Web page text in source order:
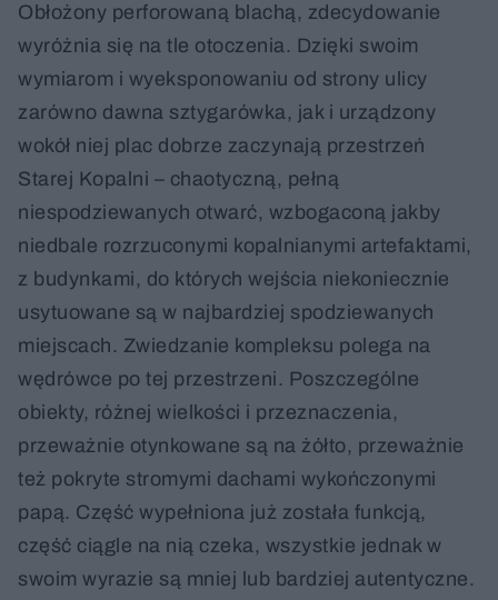
Obłożony perforowaną blachą, zdecydowanie
wyróżnia się na tle otoczenia. Dzięki swoim
wymiarom i wyeksponowaniu od strony ulicy
zarówno dawna sztygarówka, jak i urządzony
wokół niej plac dobrze zaczynają przestrzeń
Starej Kopalni – chaotyczną, pełną
niespodziewanych otwarć, wzbogaconą jakby
niedbale rozrzuconymi kopalnianymi artefaktami,
z budynkami, do których wejścia niekoniecznie
usytuowane są w najbardziej spodziewanych
miejscach. Zwiedzanie kompleksu polega na
wędrówce po tej przestrzeni. Poszczególne
obiekty, różnej wielkości i przeznaczenia,
przeważnie otynkowane są na żółto, przeważnie
też pokryte stromymi dachami wykończonymi
papą. Część wypełniona już została funkcją,
część ciągle na nią czeka, wszystkie jednak w
swoim wyrazie są mniej lub bardziej autentyczne.